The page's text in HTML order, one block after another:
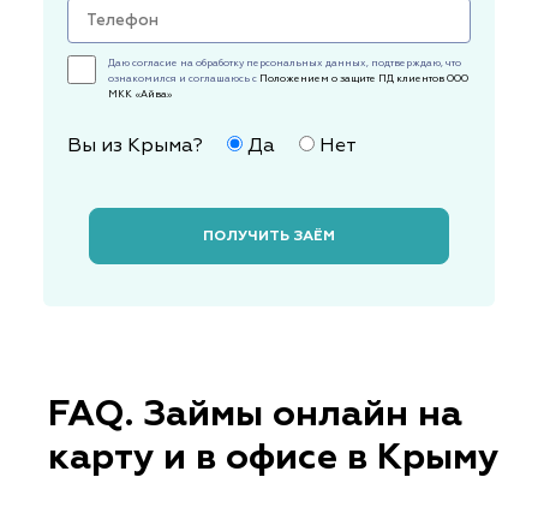
Даю согласие на обработку персональных данных, подтверждаю, что
ознакомился и соглашаюсь с Положением о защите ПД клиентов ООО
МКК «Айва»
Вы из Крыма? Да Нет
ПОЛУЧИТЬ ЗАЁМ
FAQ. Займы онлайн на
карту и в офисе в Крыму